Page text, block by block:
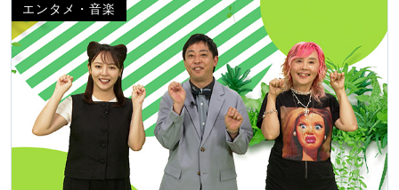
エンタメ・音楽